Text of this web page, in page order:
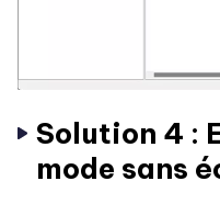
Solution 4 :
mode sans